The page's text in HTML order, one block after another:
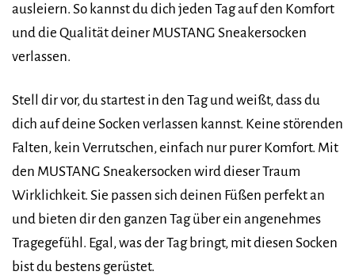
ausleiern. So kannst du dich jeden Tag auf den Komfort
und die Qualität deiner MUSTANG Sneakersocken
verlassen.
Stell dir vor, du startest in den Tag und weißt, dass du
dich auf deine Socken verlassen kannst. Keine störenden
Falten, kein Verrutschen, einfach nur purer Komfort. Mit
den MUSTANG Sneakersocken wird dieser Traum
Wirklichkeit. Sie passen sich deinen Füßen perfekt an
und bieten dir den ganzen Tag über ein angenehmes
Tragegefühl. Egal, was der Tag bringt, mit diesen Socken
bist du bestens gerüstet.